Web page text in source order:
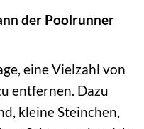
der Poolrunner
eine Vielzahl von
entfernen. Dazu
kleine Steinchen,